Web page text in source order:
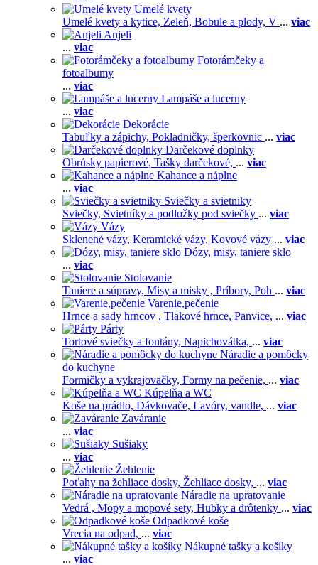
Umelé kvety
Umelé kvety a kytice, Zeleň, Bobule a plody, V ... viac
Anjeli
... viac
Fotorámčeky a
fotoalbumy
... viac
Lampáše a lucerny
... viac
Dekorácie
Tabuľky a zápichy, Pokladničky, šperkovnic ... viac
Darčekové doplnky
Obrúsky papierové, Tašky darčekové, ... viac
Kahance a náplne
... viac
Sviečky a svietniky
Sviečky, Svietníky a podložky pod sviečky ... viac
Vázy
Sklenené vázy, Keramické vázy, Kovové vázy ... viac
Dózy, misy, taniere sklo
... viac
Stolovanie
Taniere a súpravy, Misy a misky , Príbory, Poh ... viac
Varenie,pečenie
Hrnce a sady hrncov , Tlakové hrnce, Panvice, ... viac
Párty
Tortové sviečky a fontány, Napichovátka, ... viac
Náradie a pomôcky
do kuchyne
Formičky a vykrajovačky, Formy na pečenie, ... viac
Kúpelňa a WC
Koše na prádlo, Dávkovače, Lavóry, vandle, ... viac
Zaváranie
... viac
Sušiaky
... viac
Žehlenie
Poťahy na žehliace dosky, Žehliace dosky, ... viac
Náradie na upratovanie
Vedrá , Mopy a mopové sety, Hubky a drôtenky ... viac
Odpadkové koše
Vrecia na odpad, ... viac
Nákupné tašky a košíky
... viac